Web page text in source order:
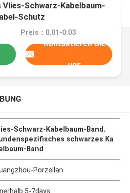
Schwarz-Kabelbaum-
Schutz
Preis：0.01-0.03
Kontaktieren Sie
uns
Schwarz-Kabelbaum-Band,
schwarzes Ka
Band
Porzellan
5-7days